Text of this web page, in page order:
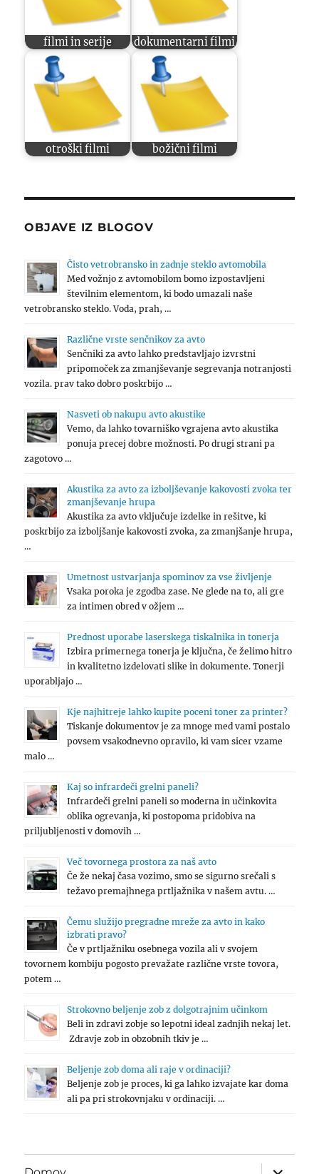
filmi in serije dokumentarni filmi
otroški filmi božični filmi
OBJAVE IZ BLOGOV
Čisto vetrobransko in zadnje steklo avtomobila
Med vožnjo z avtomobilom bomo izpostavljeni
številnim elementom, ki bodo umazali naše
vetrobransko steklo. Voda, prah, …
Različne vrste senčnikov za avto
Senčniki za avto lahko predstavljajo izvrstni
pripomoček za zmanjševanje segrevanja notranjosti
vozila. prav tako dobro poskrbijo …
Nasveti ob nakupu avto akustike
Vemo, da lahko tovarniško vgrajena avto akustika
ponuja precej dobre možnosti. Po drugi strani pa
zagotovo …
Akustika za avto za izboljševanje kakovosti zvoka ter
zmanjševanje hrupa
Akustika za avto vključuje izdelke in rešitve, ki
poskrbijo za izboljšanje kakovosti zvoka, za zmanjšanje hrupa,
…
Umetnost ustvarjanja spominov za vse življenje
Vsaka poroka je zgodba zase. Ne glede na to, ali gre
za intimen obred v ožjem …
Prednost uporabe laserskega tiskalnika in tonerja
Izbira primernega tonerja je ključna, če želimo hitro
in kvalitetno izdelovati slike in dokumente. Tonerji
uporabljajo …
Kje najhitreje lahko kupite poceni toner za printer?
Tiskanje dokumentov je za mnoge med vami postalo
povsem vsakodnevno opravilo, ki vam sicer vzame
malo …
Kaj so infrardeči grelni paneli?
Infrardeči grelni paneli so moderna in učinkovita
oblika ogrevanja, ki postopoma pridobiva na
priljubljenosti v domovih …
Več tovornega prostora za naš avto
Če že nekaj časa vozimo, smo se sigurno srečali s
težavo premajhnega prtljažnika v našem avtu. …
Čemu služijo pregradne mreže za avto in kako
izbrati pravo?
Če v prtljažniku osebnega vozila ali v svojem
tovornem kombiju pogosto prevažate različne vrste tovora,
potem …
Strokovno beljenje zob z dolgotrajnim učinkom
Beli in zdravi zobje so lepotni ideal zadnjih nekaj let.
Zdravje zob in obzobnih tkiv je …
Beljenje zob doma ali raje v ordinaciji?
Beljenje zob je proces, ki ga lahko izvajate kar doma
ali pa pri strokovnjaku v ordinaciji. …
expand